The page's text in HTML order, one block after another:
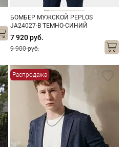
БОМБЕР МУЖСКОЙ PEPLOS
JA24027-B ТЕМНО-СИНИЙ
7 920 руб.
9 900 руб.
Распродажа